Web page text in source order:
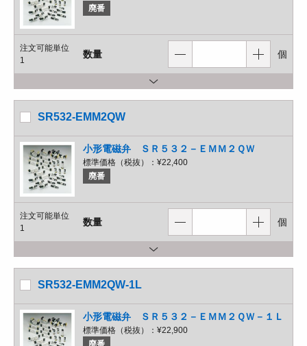
廃番
注文可能単位
1
数量 個
SR532-EMM2QW
小形電磁弁 ＳＲ５３２－ＥＭＭ２ＱＷ
標準価格（税抜）： ¥22,400
廃番
注文可能単位
1
数量 個
SR532-EMM2QW-1L
小形電磁弁 ＳＲ５３２－ＥＭＭ２ＱＷ－１Ｌ
標準価格（税抜）： ¥22,900
廃番